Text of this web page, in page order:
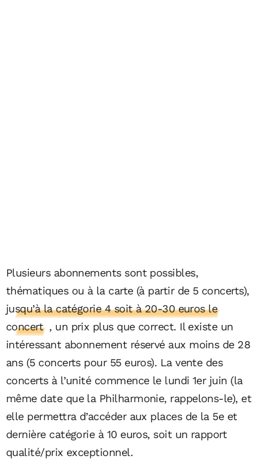
Plusieurs abonnements sont possibles,
thématiques ou à la carte (à partir de 5 concerts),
jusqu’à la catégorie 4 soit à 20-30 euros le
concert , un prix plus que correct. Il existe un
intéressant abonnement réservé aux moins de 28
ans (5 concerts pour 55 euros). La vente des
concerts à l’unité commence le lundi 1er juin (la
même date que la Philharmonie, rappelons-le), et
elle permettra d’accéder aux places de la 5e et
dernière catégorie à 10 euros, soit un rapport
qualité/prix exceptionnel.